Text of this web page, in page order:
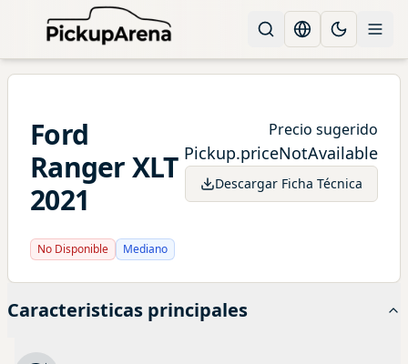
ChangeToggle
Ford
RangerXLT
2021
Precio sugerido
Pickup.priceNotAvailable
Descargar Ficha Técnica
No Disponible Mediano
Caracteristicas principales